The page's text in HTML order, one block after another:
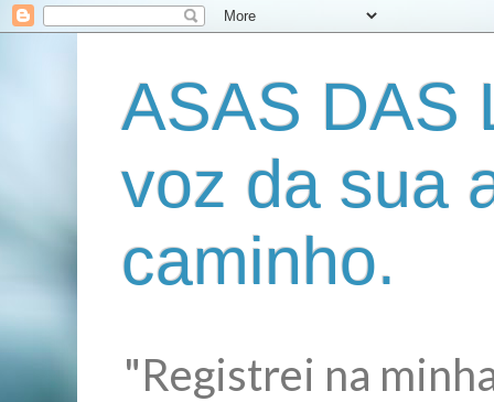
ASAS DAS
voz da sua
caminho.
"Registrei na